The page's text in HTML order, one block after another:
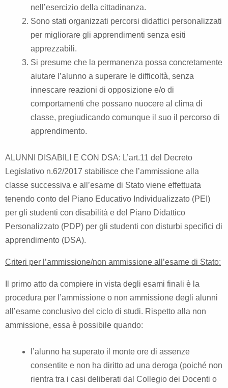
nell’esercizio della cittadinanza.
Sono stati organizzati percorsi didattici personalizzati
per migliorare gli apprendimenti senza esiti
apprezzabili.
Si presume che la permanenza possa concretamente
aiutare l’alunno a superare le difficoltà, senza
innescare reazioni di opposizione e/o di
comportamenti che possano nuocere al clima di
classe, pregiudicando comunque il suo il percorso di
apprendimento.
ALUNNI DISABILI E CON DSA: L’art.11 del Decreto
Legislativo n.62/2017 stabilisce che l’ammissione alla
classe successiva e all’esame di Stato viene effettuata
tenendo conto del Piano Educativo Individualizzato (PEI)
per gli studenti con disabilità e del Piano Didattico
Personalizzato (PDP) per gli studenti con disturbi specifici di
apprendimento (DSA).
Criteri per l’ammissione/non ammissione all’esame di Stato:
Il primo atto da compiere in vista degli esami finali è la
procedura per l’ammissione o non ammissione degli alunni
all’esame conclusivo del ciclo di studi. Rispetto alla non
ammissione, essa è possibile quando:
l’alunno ha superato il monte ore di assenze
consentite e non ha diritto ad una deroga (poiché non
rientra tra i casi deliberati dal Collegio dei Docenti o